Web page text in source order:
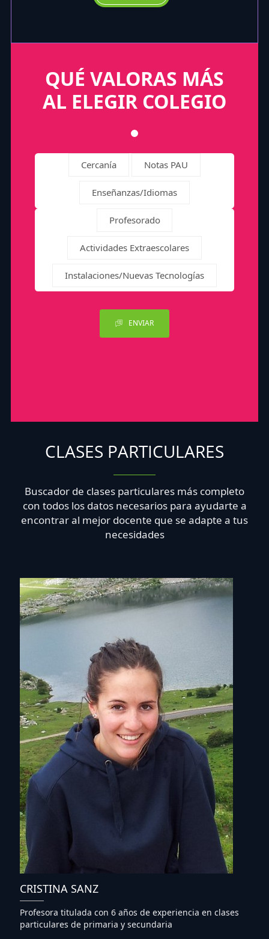
QUÉ VALORAS MÁS
AL ELEGIR COLEGIO
Cercanía Notas PAU
Enseñanzas/Idiomas
Profesorado
Actividades Extraescolares
Instalaciones/Nuevas Tecnologías
ENVIAR
CLASES PARTICULARES
Buscador de clases particulares más completo
con todos los datos necesarios para ayudarte a
encontrar al mejor docente que se adapte a tus
necesidades
CRISTINA SANZ
Profesora titulada con 6 años de experiencia en clases
particulares de primaria y secundaria